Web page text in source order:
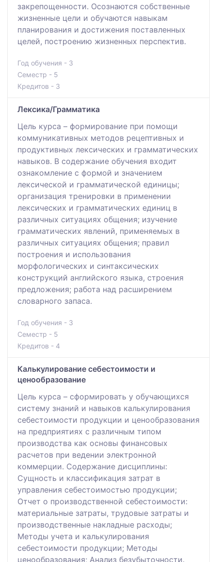
закрепощенности. Осознаются собственные
жизненные цели и обучаются навыкам
планирования и достижения поставленных
целей, построению жизненных перспектив.
Год обучения - 3
Семестр - 5
Кредитов - 3
Лексика/Грамматика
Цель курса – формирование при помощи
коммуникативных методов рецептивных и
продуктивных лексических и грамматических
навыков. В содержание обучения входит
ознакомление с формой и значением
лексической и грамматической единицы;
организация тренировки в применении
лексических и грамматических единиц в
различных ситуациях общения; изучение
грамматических явлений, применяемых в
различных ситуациях общения; правил
построения и использования
морфологических и синтаксических
конструкций английского языка, строения
предложения; работа над расширением
словарного запаса.
Год обучения - 3
Семестр - 5
Кредитов - 4
Калькулирование себестоимости и
ценообразование
Цель курса – сформировать у обучающихся
систему знаний и навыков калькулирования
себестоимости продукции и ценообразования
на предприятиях с различным типом
производства как основы финансовых
расчетов при ведении электронной
коммерции. Содержание дисциплины:
Сущность и классификация затрат в
управления себестоимостью продукции;
Отчет о производственной себестоимости:
материальные затраты, трудовые затраты и
производственные накладные расходы;
Методы учета и калькулирования
себестоимости продукции; Методы
ценообразования; Анализ безубыточности.